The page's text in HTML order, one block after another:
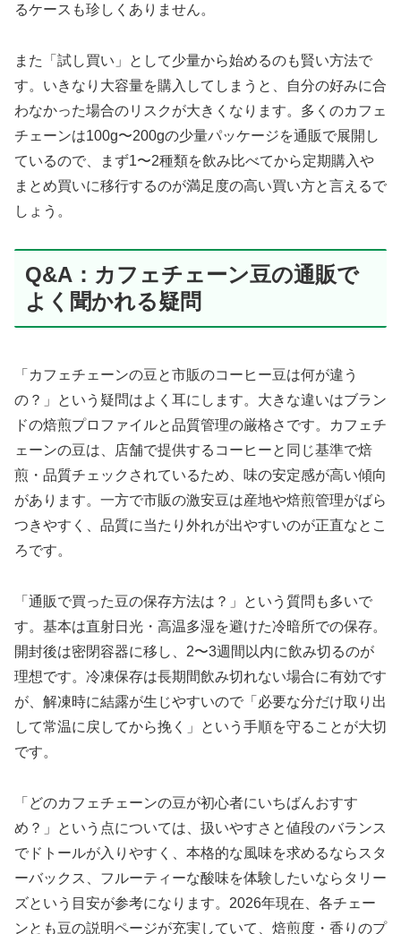
るケースも珍しくありません。
また「試し買い」として少量から始めるのも賢い方法で
す。いきなり大容量を購入してしまうと、自分の好みに合
わなかった場合のリスクが大きくなります。多くのカフェ
チェーンは100g〜200gの少量パッケージを通販で展開し
ているので、まず1〜2種類を飲み比べてから定期購入や
まとめ買いに移行するのが満足度の高い買い方と言えるで
しょう。
Q&A：カフェチェーン豆の通販で
よく聞かれる疑問
「カフェチェーンの豆と市販のコーヒー豆は何が違う
の？」という疑問はよく耳にします。大きな違いはブラン
ドの焙煎プロファイルと品質管理の厳格さです。カフェチ
ェーンの豆は、店舗で提供するコーヒーと同じ基準で焙
煎・品質チェックされているため、味の安定感が高い傾向
があります。一方で市販の激安豆は産地や焙煎管理がばら
つきやすく、品質に当たり外れが出やすいのが正直なとこ
ろです。
「通販で買った豆の保存方法は？」という質問も多いで
す。基本は直射日光・高温多湿を避けた冷暗所での保存。
開封後は密閉容器に移し、2〜3週間以内に飲み切るのが
理想です。冷凍保存は長期間飲み切れない場合に有効です
が、解凍時に結露が生じやすいので「必要な分だけ取り出
して常温に戻してから挽く」という手順を守ることが大切
です。
「どのカフェチェーンの豆が初心者にいちばんおすす
め？」という点については、扱いやすさと値段のバランス
でドトールが入りやすく、本格的な風味を求めるならスタ
ーバックス、フルーティーな酸味を体験したいならタリー
ズという目安が参考になります。2026年現在、各チェー
ンとも豆の説明ページが充実していて、焙煎度・香りのプ